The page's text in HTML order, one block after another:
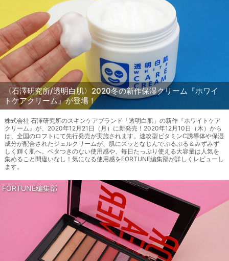
〈石澤研究所/透明白肌〉2020冬の新作保湿クリーム『ホワイ
トケアクリーム』が登場！
株式会社 石澤研究所のスキンケアブランド「透明白肌」の新作『ホワイトケア
クリーム』が、2020年12月21日（月）に新発売！2020年12月10日（木）から
は、全国のロフトにて先行発売が実施されます。速攻型ビタミンC誘導体や保湿
成分が配合されたジェルクリームが、肌にスッとなじんでぷるぷる＆みずみず
しく輝く肌へ。ベタつきのない使用感や、毎日たっぷり使える大容量は人気を
集めること間違いなし！気になる使用感をFORTUNE編集部が詳しくレビューし
ます。
FORTUNE編集部